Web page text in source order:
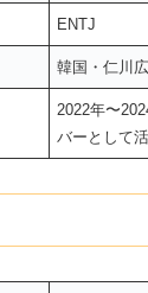
ENTJ
韓国・仁川
2022年〜
バーとして